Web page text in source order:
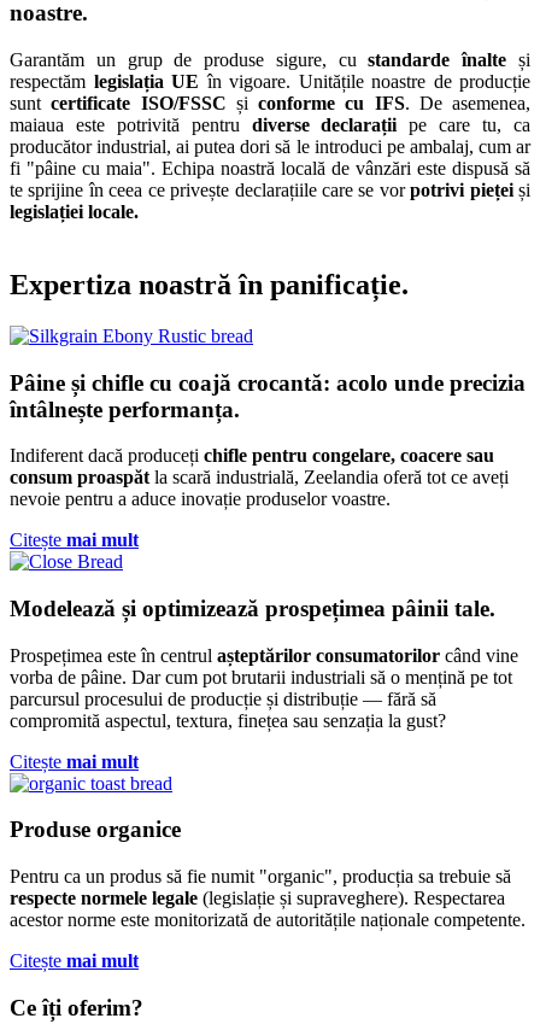
noastre.
Garantăm un grup de produse sigure, custandarde înalteși
respectăm legislația UE în vigoare. Unitățile noastre de producție
suntcertificate ISO/FSSC și conforme cu IFS. De asemenea,
maiaua este potrivită pentru diverse declarații pe care tu, ca
producător industrial, ai putea dori să le introduci pe ambalaj, cum ar
fi "pâine cu maia". Echipa noastră locală de vânzări este dispusă să
te sprijine în ceea ce privește declarațiile care se vorpotrivi piețeiși
legislației locale.
Expertiza noastră în panificație.
Pâine și chifle cu coajă crocantă: acolo unde precizia
întâlnește performanța.
Indiferent dacă produceți chifle pentru congelare, coacere sau
consum proaspăt la scară industrială, Zeelandia oferă tot ce aveți
nevoie pentru a aduce inovație produselor voastre.
Citește mai mult
Modelează și optimizează prospețimea pâinii tale.
Prospețimea este în centrul așteptărilor consumatorilor când vine
vorba de pâine. Dar cum pot brutarii industriali să o mențină pe tot
parcursul procesului de producție și distribuție — fără să
compromită aspectul, textura, finețea sau senzația la gust?
Citește mai mult
Produse organice
Pentru ca un produs să fie numit "organic", producția sa trebuie să
respecte normele legale (legislație și supraveghere). Respectarea
acestor norme este monitorizată de autoritățile naționale competente.
Citește mai mult
Ce îți oferim?